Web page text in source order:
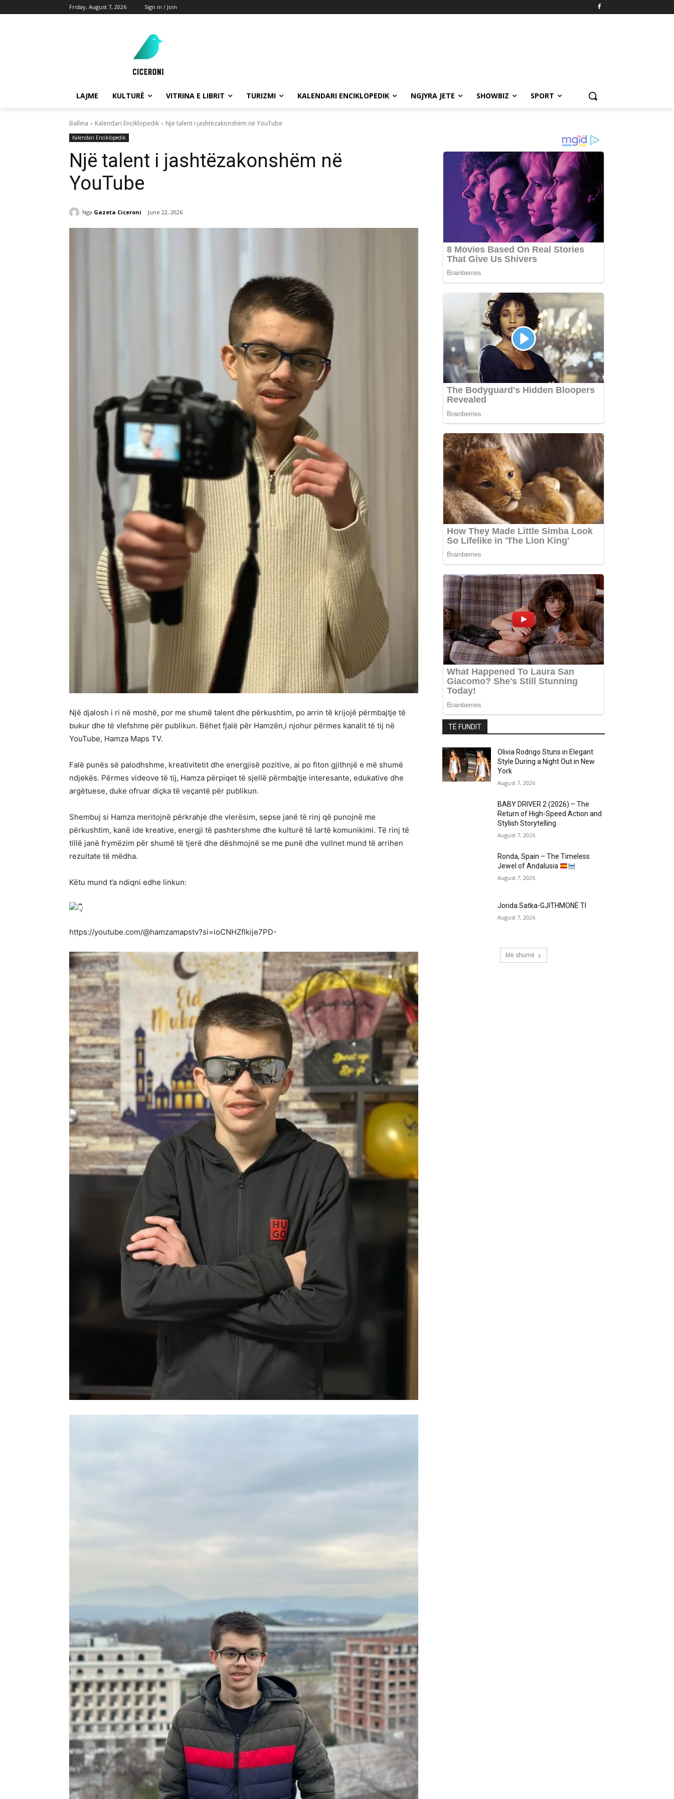
Friday, August 7, 2026 Sign in / Join
LAJME KULTURË VITRINA E LIBRIT TURIZMI KALENDARI ENCIKLOPEDIK NGJYRA JETE SHOWBIZ SPORT
Ballina Kalendari Enciklopedik Një talent i jashtëzakonshëm në YouTube
Kalendari Enciklopedik
Një talent i jashtëzakonshëm në
YouTube
Nga Gazeta Ciceroni June 22, 2026
Një djalosh i ri në moshë, por me shumë talent dhe përkushtim, po arrin të krijojë përmbajtje të
bukur dhe të vlefshme për publikun. Bëhet fjalë për Hamzën,i njohur përmes kanalit të tij në
YouTube, Hamza Maps TV.
Falë punës së palodhshme, kreativitetit dhe energjisë pozitive, ai po fiton gjithnjë e më shumë
ndjekës. Përmes videove të tij, Hamza përpiqet të sjellë përmbajtje interesante, edukative dhe
argëtuese, duke ofruar diçka të veçantë për publikun.
Shembuj si Hamza meritojnë përkrahje dhe vlerësim, sepse janë të rinj që punojnë me
përkushtim, kanë ide kreative, energji të pashtershme dhe kulturë të lartë komunikimi. Të rinj të
tillë janë frymëzim për shumë të tjerë dhe dëshmojnë se me punë dhe vullnet mund të arrihen
rezultate të mëdha.
Këtu mund t’a ndiqni edhe linkun:
https://youtube.com/@hamzamapstv?si=ioCNHZfIkije7PD-
TË FUNDIT
Olivia Rodrigo Stuns in Elegant
Style During a Night Out in New
York
August 7, 2026
BABY DRIVER 2 (2026) – The
Return of High-Speed Action and
Stylish Storytelling
August 7, 2026
Ronda, Spain – The Timeless
Jewel of Andalusia
August 7, 2026
Jorida Satka-GJITHMONË TI
August 7, 2026
Më shumë